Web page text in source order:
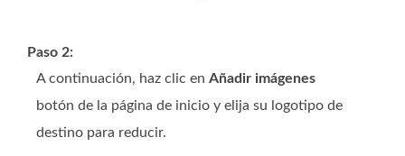
Paso 2:
A continuación, haz clic en Añadir imágenes
botón de la página de inicio y elija su logotipo de
destino para reducir.